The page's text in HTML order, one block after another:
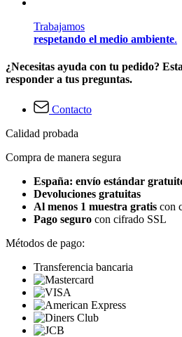
Trabajamos
respetando el medio ambiente.
¿Necesitas ayuda con tu pedido?
responder a tus preguntas.
Contacto
Calidad probada
Compra de manera segura
España: envío estándar
Devoluciones gratuitas
Al menos 1 muestra gratis con
Pago seguro con cifrado SSL
Métodos de pago:
Transferencia bancaria